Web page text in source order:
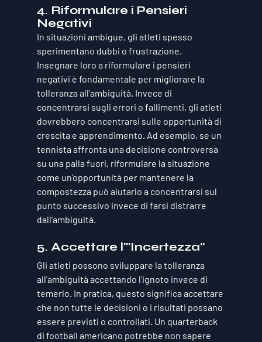
4. Riformulare i Pensieri
Negativi
In situazioni ambigue, gli atleti spesso
sperimentano dubbi o frustrazione.
Insegnare loro a riformulare i pensieri
negativi è fondamentale per migliorare la
tolleranza all'ambiguità. Invece di
concentrarsi sugli errori o fallimenti, gli atleti
dovrebbero concentrarsi sulle opportunità di
crescita e apprendimento. Ad esempio, se un
tennista affronta una decisione controversa
su una palla fuori, riformulare la situazione
come un'opportunità per mantenere la
compostezza può aiutarlo a concentrarsi sul
punto successivo invece di farsi distrarre
dall'ambiguità.
5. Accettare l'"Incertezza"
Gli atleti possono sviluppare la tolleranza
all'ambiguità accettando l'ignoto invece di
temerlo. In pratica, questo significa accettare
che non tutte le decisioni o i risultati possano
essere previsti o controllati. Un quarterback
di football americano potrebbe non sapere